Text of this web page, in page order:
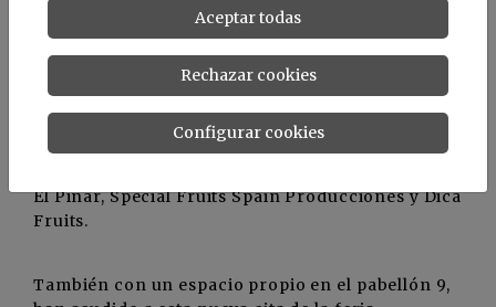
para presentar sus novedades y entablar
diferentes relaciones comerciales.
En un stand anexo al de Freshuelva de 40 metros
cuadrados, concretamente el 9G03, también han
estado las empresas asociadas Pitayas de
El Pinar, Special Fruits Spain Producciones y Dica
Fruits.
También con un espacio propio en el pabellón 9,
Aceptar todas
Rechazar cookies
Configurar cookies